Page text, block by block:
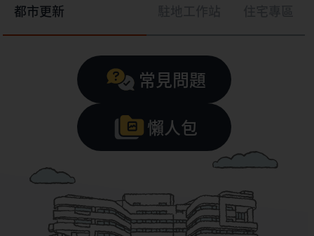
都市更新
常見問題
懶人包